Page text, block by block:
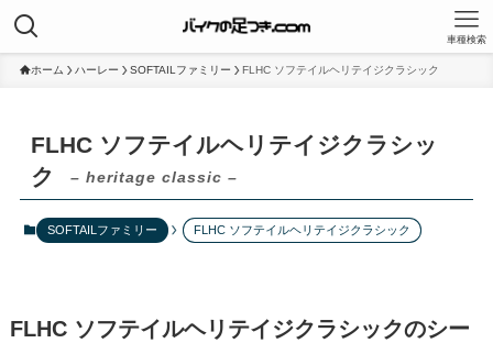
車種検索
ホーム ハーレー SOFTAILファミリー FLHC ソフテイルヘリテイジクラシック
FLHC ソフテイルヘリテイジクラシッ
ク
– heritage classic –
SOFTAILファミリー FLHC ソフテイルヘリテイジクラシック
FLHC ソフテイルヘリテイジクラシックのシー